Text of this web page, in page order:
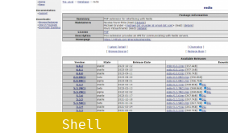
Shell